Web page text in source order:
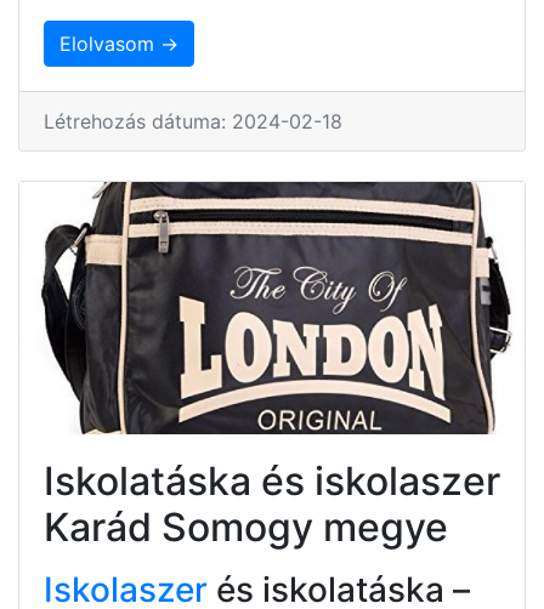
Elolvasom →
Létrehozás dátuma: 2024-02-18
Iskolatáska és iskolaszer
Karád Somogy megye
Iskolaszer és iskolatáska –